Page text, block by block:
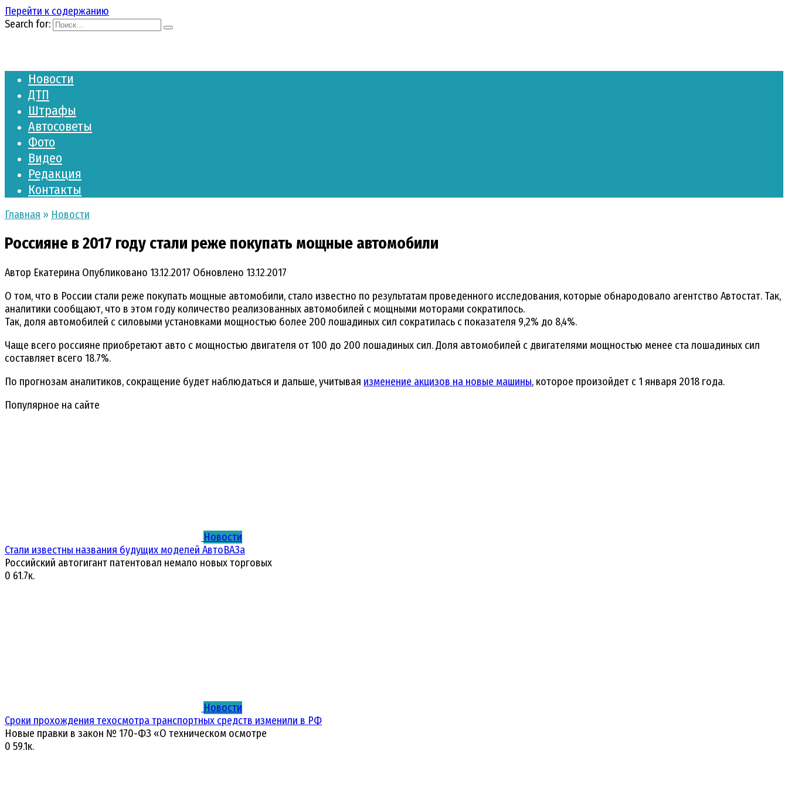
Перейти к содержанию
Search for:
Новости
ДТП
Штрафы
Автосоветы
Фото
Видео
Редакция
Контакты
Главная » Новости
Россияне в 2017 году стали реже покупать мощные автомобили
Автор Екатерина Опубликовано 13.12.2017 Обновлено 13.12.2017
О том, что в России стали реже покупать мощные автомобили, стало известно по результатам проведенного исследования, которые обнародовало агентство Автостат. Так,
аналитики сообщают, что в этом году количество реализованных автомобилей с мощными моторами сократилось.
Так, доля автомобилей с силовыми установками мощностью более 200 лошадиных сил сократилась с показателя 9,2% до 8,4%.
Чаще всего россияне приобретают авто с мощностью двигателя от 100 до 200 лошадиных сил. Доля автомобилей с двигателями мощностью менее ста лошадиных сил
составляет всего 18.7%.
По прогнозам аналитиков, сокращение будет наблюдаться и дальше, учитывая изменение акцизов на новые машины, которое произойдет с 1 января 2018 года.
Популярное на сайте
Новости
Стали известны названия будущих моделей АвтоВАЗа
Российский автогигант патентовал немало новых торговых
0 61.7к.
Новости
Сроки прохождения техосмотра транспортных средств изменили в РФ
Новые правки в закон № 170-ФЗ «О техническом осмотре
0 59.1к.